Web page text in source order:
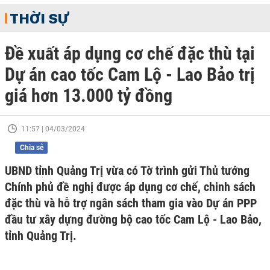
THỜI SỰ
Đề xuất áp dụng cơ chế đặc thù tại
Dự án cao tốc Cam Lộ - Lao Bảo trị
giá hơn 13.000 tỷ đồng
11:57 | 04/03/2024
Chia sẻ
UBND tỉnh Quảng Trị vừa có Tờ trình gửi Thủ tướng
Chính phủ đề nghị được áp dụng cơ chế, chinh sách
đặc thù và hỗ trợ ngân sách tham gia vào Dự án PPP
đầu tư xây dựng đường bộ cao tốc Cam Lộ - Lao Bảo,
tỉnh Quảng Trị.